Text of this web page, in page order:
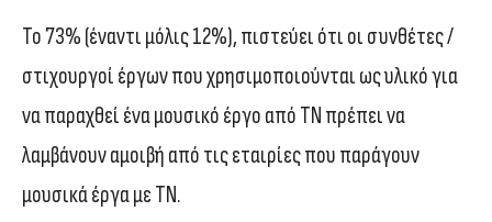
Το 73% (έναντι μόλις 12%), πιστεύει ότι οι συνθέτες /
στιχουργοί έργων που χρησιμοποιούνται ως υλικό για
να παραχθεί ένα μουσικό έργο από ΤΝ πρέπει να
λαμβάνουν αμοιβή από τις εταιρίες που παράγουν
μουσικά έργα με ΤΝ.